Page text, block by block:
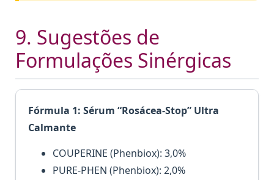
9. Sugestões de
Formulações Sinérgicas
Fórmula 1: Sérum “Rosácea-Stop” Ultra
Calmante
COUPERINE (Phenbiox): 3,0%
PURE-PHEN (Phenbiox): 2,0%